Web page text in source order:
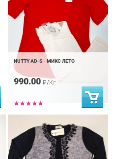
NUTTY AD-S - МИКС ЛЕТО
990.00 ₽/Кг